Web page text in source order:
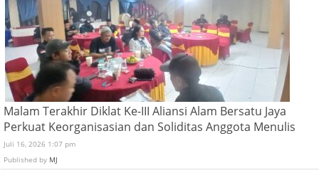
Malam Terakhir Diklat Ke-III Aliansi Alam Bersatu Jaya
Perkuat Keorganisasian dan Soliditas Anggota Menulis
Juli 16, 2026 1:07 pm
Published by MJ